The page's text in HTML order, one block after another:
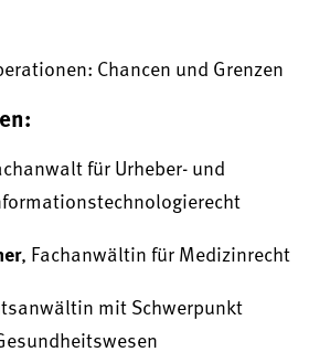
Chancen und Grenzen
für Urheber- und
, Fachanwältin für Medizinrecht
mit Schwerpunkt